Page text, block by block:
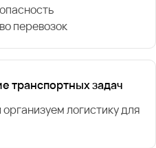
перевозок
транспортных задач
логистику для